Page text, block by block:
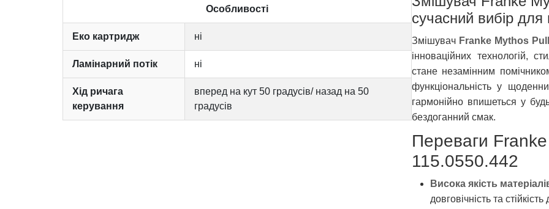
Особливості
Еко картридж ні
Ламінарний потік ні
Хід ричага
керування
вперед на кут 50 градусів/ назад на 50
градусів
сучасний вибір для
Змішувач Franke Mythos
інноваційних технологій,
стане незамінним
функціональність у
гармонійно впишеться у
бездоганний смак.
Переваги
115.0550.442
Висока якість
довговічність та стійкість